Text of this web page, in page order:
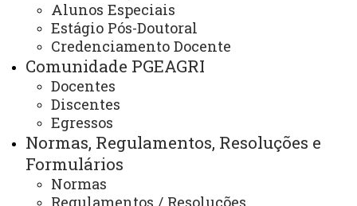
Alunos Especiais
Estágio Pós-Doutoral
Credenciamento Docente
Comunidade PGEAGRI
Docentes
Discentes
Egressos
Normas, Regulamentos, Resoluções e
Formulários
Normas
Regulamentos / Resoluções
Autores:Cleber Fernando Serafin e
Silvia Renata M. Coelho
Título: Inteligência Artificial na Pós-